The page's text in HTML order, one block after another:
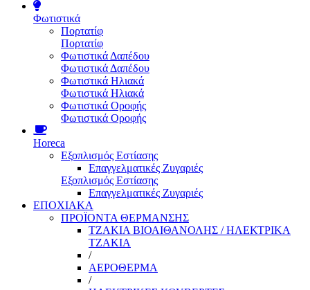
Φωτιστικά
Πορτατίφ
Πορτατίφ
Φωτιστικά Δαπέδου
Φωτιστικά Δαπέδου
Φωτιστικά Ηλιακά
Φωτιστικά Ηλιακά
Φωτιστικά Οροφής
Φωτιστικά Οροφής
Horeca
Εξοπλισμός Εστίασης
Επαγγελματικές Ζυγαριές
Εξοπλισμός Εστίασης
Επαγγελματικές Ζυγαριές
ΕΠΟΧΙΑΚΑ
ΠΡΟΪΟΝΤΑ ΘΕΡΜΑΝΣΗΣ
ΤΖΑΚΙΑ ΒΙΟΑΙΘΑΝΟΛΗΣ / ΗΛΕΚΤΡΙΚΑ
ΤΖΑΚΙΑ
/
ΑΕΡΟΘΕΡΜΑ
/